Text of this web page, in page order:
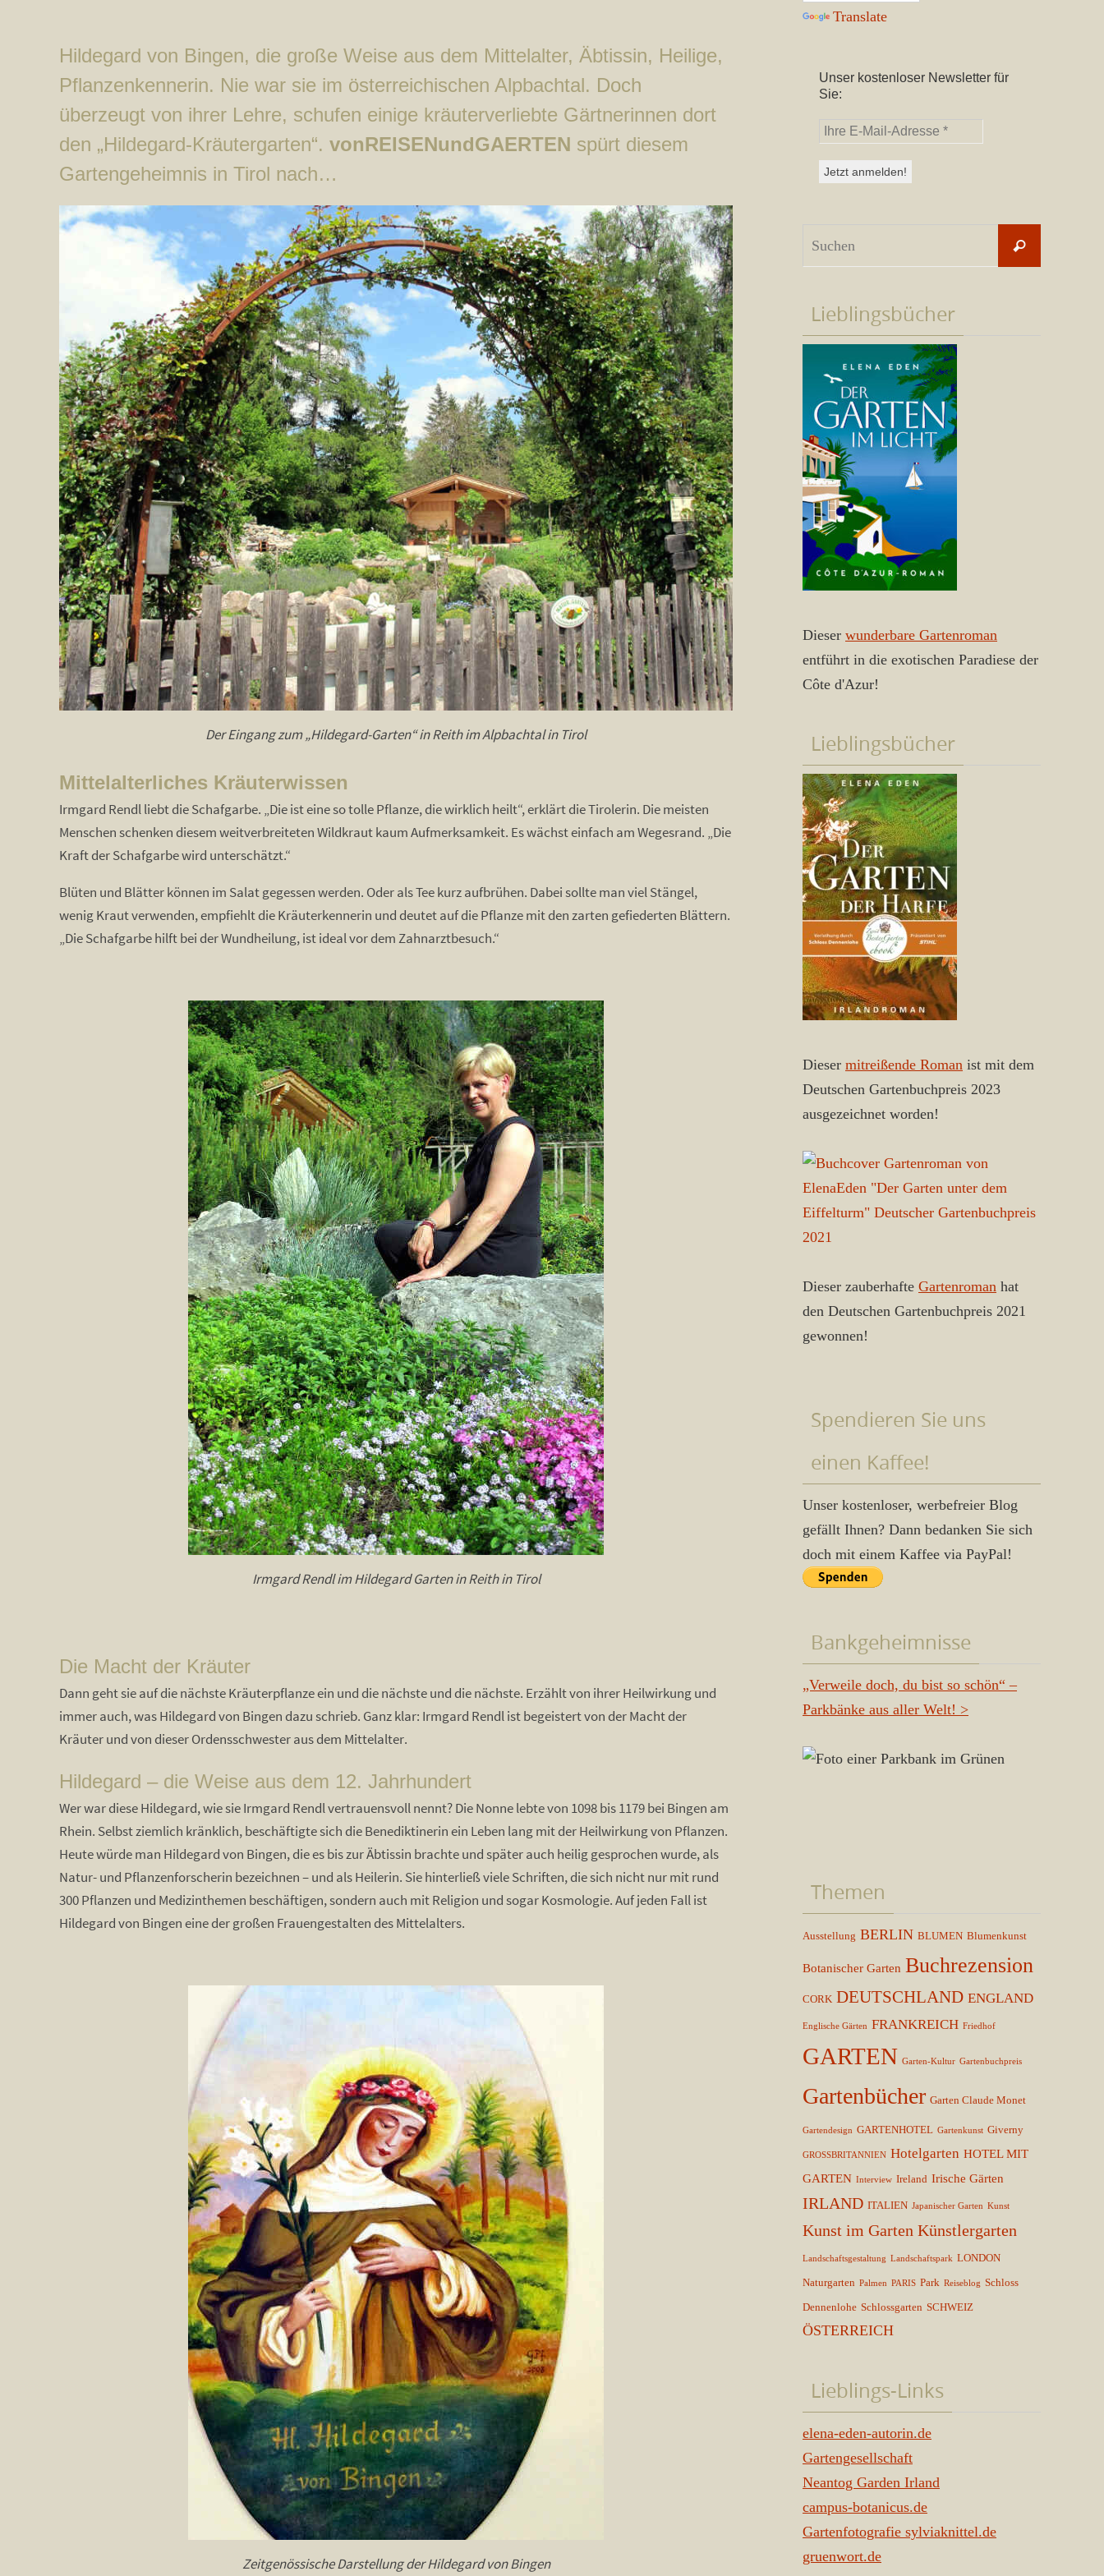
Hildegard von Bingen, die große Weise aus dem Mittelalter, Äbtissin, Heilige,
Pflanzenkennerin. Nie war sie im österreichischen Alpbachtal. Doch
überzeugt von ihrer Lehre, schufen einige kräuterverliebte Gärtnerinnen dort
den „Hildegard-Kräutergarten“. vonREISENundGAERTEN spürt diesem
Gartengeheimnis in Tirol nach…
Der Eingang zum „Hildegard-Garten“ in Reith im Alpbachtal in Tirol
Mittelalterliches Kräuterwissen
Irmgard Rendl liebt die Schafgarbe. „Die ist eine so tolle Pflanze, die wirklich heilt“, erklärt die Tirolerin. Die meisten
Menschen schenken diesem weitverbreiteten Wildkraut kaum Aufmerksamkeit. Es wächst einfach am Wegesrand. „Die
Kraft der Schafgarbe wird unterschätzt.“
Blüten und Blätter können im Salat gegessen werden. Oder als Tee kurz aufbrühen. Dabei sollte man viel Stängel,
wenig Kraut verwenden, empfiehlt die Kräuterkennerin und deutet auf die Pflanze mit den zarten gefiederten Blättern.
„Die Schafgarbe hilft bei der Wundheilung, ist ideal vor dem Zahnarztbesuch.“
Irmgard Rendl im Hildegard Garten in Reith in Tirol
Die Macht der Kräuter
Dann geht sie auf die nächste Kräuterpflanze ein und die nächste und die nächste. Erzählt von ihrer Heilwirkung und
immer auch, was Hildegard von Bingen dazu schrieb. Ganz klar: Irmgard Rendl ist begeistert von der Macht der
Kräuter und von dieser Ordensschwester aus dem Mittelalter.
Hildegard – die Weise aus dem 12. Jahrhundert
Wer war diese Hildegard, wie sie Irmgard Rendl vertrauensvoll nennt? Die Nonne lebte von 1098 bis 1179 bei Bingen am
Rhein. Selbst ziemlich kränklich, beschäftigte sich die Benediktinerin ein Leben lang mit der Heilwirkung von Pflanzen.
Heute würde man Hildegard von Bingen, die es bis zur Äbtissin brachte und später auch heilig gesprochen wurde, als
Natur- und Pflanzenforscherin bezeichnen – und als Heilerin. Sie hinterließ viele Schriften, die sich nicht nur mit rund
300 Pflanzen und Medizinthemen beschäftigen, sondern auch mit Religion und sogar Kosmologie. Auf jeden Fall ist
Hildegard von Bingen eine der großen Frauengestalten des Mittelalters.
Zeitgenössische Darstellung der Hildegard von Bingen
Translate
Unser kostenloser Newsletter für
Sie:
Suchen
Lieblingsbücher
Dieser wunderbare Gartenroman
entführt in die exotischen Paradiese der
Côte d'Azur!
Lieblingsbücher
Dieser mitreißende Roman ist mit dem
Deutschen Gartenbuchpreis 2023
ausgezeichnet worden!
Dieser zauberhafte Gartenroman hat
den Deutschen Gartenbuchpreis 2021
gewonnen!
Spendieren Sie uns
einen Kaffee!
Unser kostenloser, werbefreier Blog
gefällt Ihnen? Dann bedanken Sie sich
doch mit einem Kaffee via PayPal!
Bankgeheimnisse
„Verweile doch, du bist so schön“ –
Parkbänke aus aller Welt! >
Themen
Ausstellung BERLIN BLUMEN Blumenkunst
Botanischer Garten Buchrezension
CORK DEUTSCHLAND ENGLAND
Englische Gärten FRANKREICH Friedhof
GARTEN Garten-Kultur Gartenbuchpreis
Gartenbücher Garten Claude Monet
Gartendesign GARTENHOTEL Gartenkunst Giverny
GROSSBRITANNIEN Hotelgarten HOTEL MIT
GARTEN Interview Ireland Irische Gärten
IRLAND ITALIEN Japanischer Garten Kunst
Kunst im Garten Künstlergarten
Landschaftsgestaltung Landschaftspark LONDON
Naturgarten Palmen PARIS Park Reiseblog Schloss
Dennenlohe Schlossgarten SCHWEIZ
ÖSTERREICH
Lieblings-Links
elena-eden-autorin.de
Gartengesellschaft
Neantog Garden Irland
campus-botanicus.de
Gartenfotografie sylviaknittel.de
gruenwort.de